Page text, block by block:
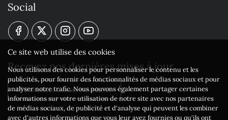
Social
Recevez nos dernières mises à jour
S'abonner à notre newsletter
Ce site web utilise des cookies
Nous utilisons des cookies pour personnaliser le contenu et les
publicités, pour fournir des fonctionnalités de médias sociaux et pour
analyser notre trafic. Nous pouvons également partager certaines
informations sur votre utilisation de notre site avec nos partenaires
de médias sociaux, de publicité et d'analyse qui peuvent les combiner
avec d'autres informations que vous leur avez fournies ou qu'ils ont